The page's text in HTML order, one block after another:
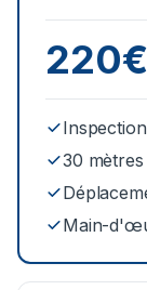
220€
30
Main-